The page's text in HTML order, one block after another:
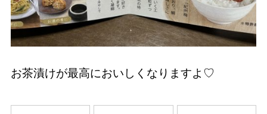
お茶漬けが最高においしくなりますよ♡